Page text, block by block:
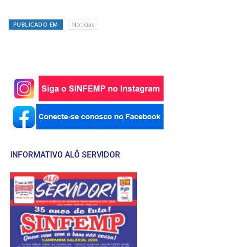
PUBLICADO EM Notícias
INFORMATIVO ALÔ SERVIDOR